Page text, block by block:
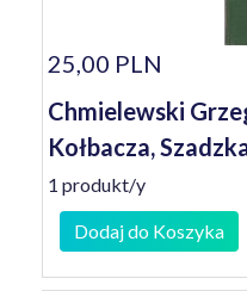
25,00 PLN
Chmielewski
Kołbacza,
1 produkt/y
Dodaj do Koszyka